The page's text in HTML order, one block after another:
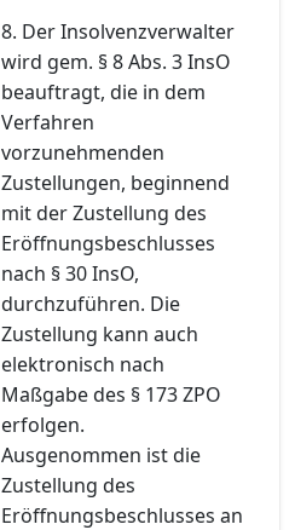
8. Der Insolvenzverwalter
wird gem. § 8 Abs. 3 InsO
beauftragt, die in dem
Verfahren
vorzunehmenden
Zustellungen, beginnend
mit der Zustellung des
Eröffnungsbeschlusses
nach § 30 InsO,
durchzuführen. Die
Zustellung kann auch
elektronisch nach
Maßgabe des § 173 ZPO
erfolgen.
Ausgenommen ist die
Zustellung des
Eröffnungsbeschlusses an